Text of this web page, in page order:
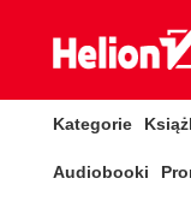
Kategorie
Audiobooki